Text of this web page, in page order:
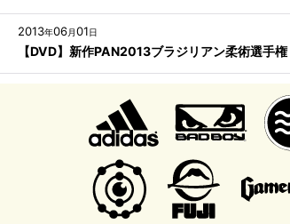
2013年06月01日
【DVD】新作PAN2013ブラジリアン柔術選手